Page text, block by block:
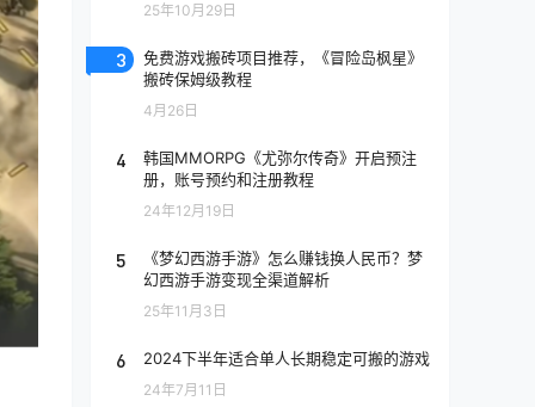
25年10月29日
3
免费游戏搬砖项目推荐，《冒险岛枫星》
搬砖保姆级教程
4月26日
4
韩国MMORPG《尤弥尔传奇》开启预注
册，账号预约和注册教程
24年12月19日
5
《梦幻西游手游》怎么赚钱换人民币？梦
幻西游手游变现全渠道解析
25年11月3日
6 2024下半年适合单人长期稳定可搬的游戏
24年7月11日